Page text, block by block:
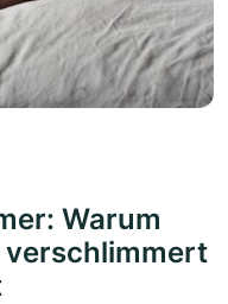
Warum
verschlimmert